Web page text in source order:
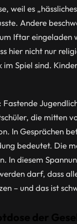
weil es
Andere
Iftar eingeladen
hier nicht nur
Spiel sind.
die mitten
In Gesprächen
bedeutet. Die
In diesem
darf, dass
– und das ist